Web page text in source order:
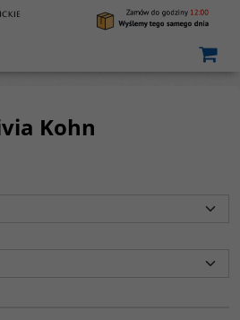
Kohn